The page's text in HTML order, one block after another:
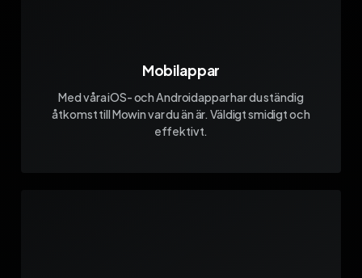
Mobilappar
Med våra iOS- och Androidappar har du ständig
åtkomst till Mowin var du än är. Väldigt smidigt och
effektivt.